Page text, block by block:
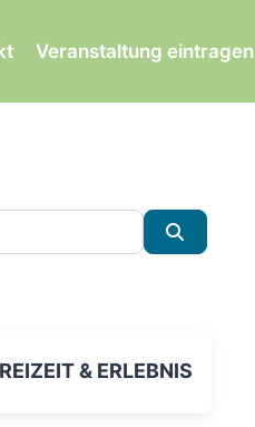
Veranstaltung eintragen
& ERLEBNIS